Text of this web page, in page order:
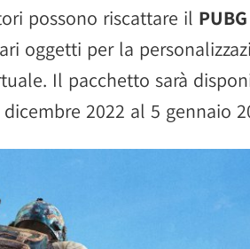
possono riscattare il
oggetti per la
Il pacchetto sarà
2022 al 5 gennaio